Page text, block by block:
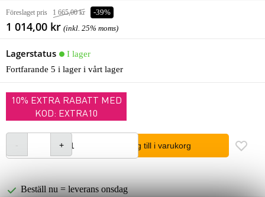
Föreslaget pris 1 665,00 kr -39%
1 014,00 kr (inkl. 25% moms)
Lagerstatus
I lager
Fortfarande 5 i lager i vårt lager
10% EXTRA RABATT MED
KOD: EXTRA10
lägg till i varukorg
Beställ nu = leverans onsdag